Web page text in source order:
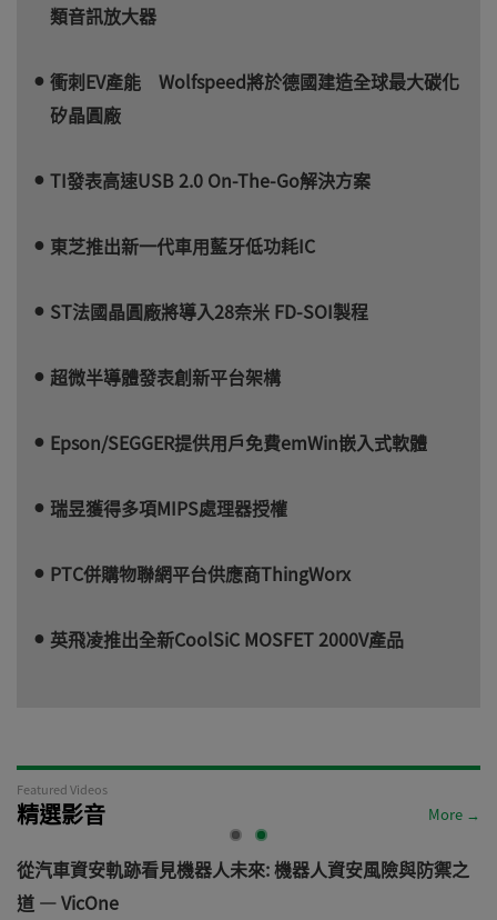
類音訊放大器
衝刺EV產能 Wolfspeed將於德國建造全球最大碳化
矽晶圓廠
TI發表高速USB 2.0 On-The-Go解決方案
東芝推出新一代車用藍牙低功耗IC
ST法國晶圓廠將導入28奈米 FD-SOI製程
超微半導體發表創新平台架構
Epson/SEGGER提供用戶免費emWin嵌入式軟體
瑞昱獲得多項MIPS處理器授權
PTC併購物聯網平台供應商ThingWorx
英飛凌推出全新CoolSiC MOSFET 2000V產品
Featured Videos
精選影音 More →
從汽車資安軌跡看見機器人未來: 機器人資安風險與防禦之
道 — VicOne